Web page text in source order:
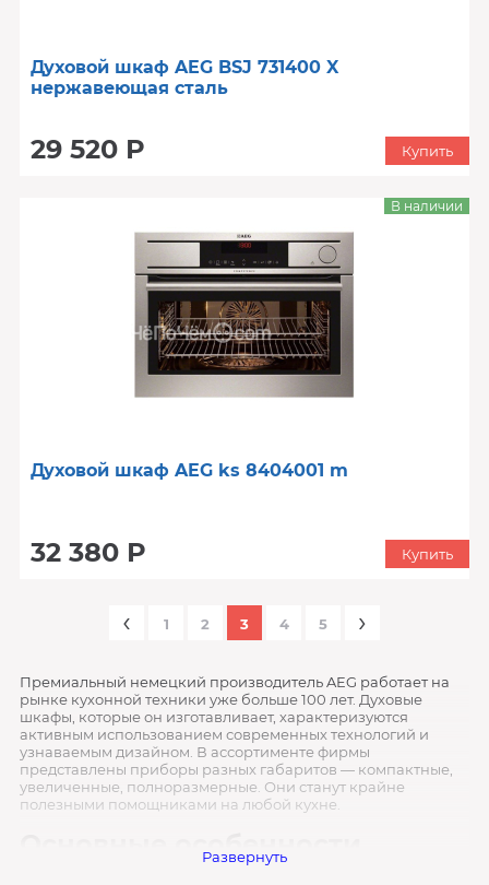
Духовой шкаф AEG BSJ 731400 X
нержавеющая сталь
29 520 Р Купить
Духовой шкаф AEG ks 8404001 m
32 380 Р
В наличии
Купить
‹ 1 2 3 4 5 ›
Премиальный немецкий производитель AEG работает на
рынке кухонной техники уже больше 100 лет. Духовые
шкафы, которые он изготавливает, характеризуются
активным использованием современных технологий и
узнаваемым дизайном. В ассортименте фирмы
представлены приборы разных габаритов — компактные,
увеличенные, полноразмерные. Они станут крайне
полезными помощниками на любой кухне.
Основные особенности
Развернуть